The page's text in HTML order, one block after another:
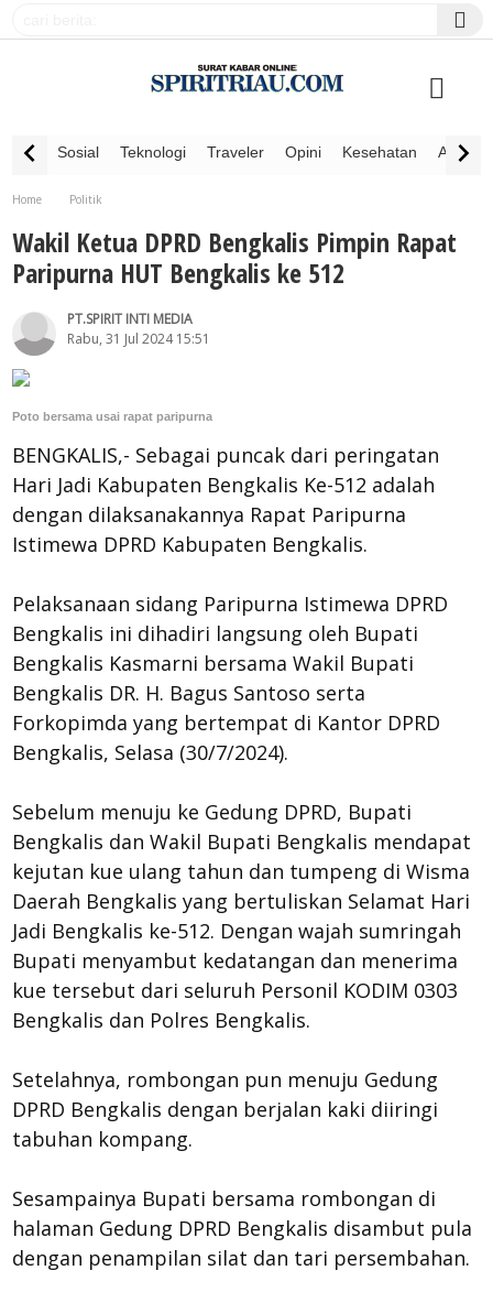
Sosial Teknologi Traveler Opini Kesehatan
Home
Politik
Wakil Ketua DPRD Bengkalis Pimpin Rapat
Paripurna HUT Bengkalis ke 512
PT.SPIRIT INTI MEDIA
Rabu, 31 Jul 2024 15:51
Poto bersama usai rapat paripurna
BENGKALIS,- Sebagai puncak dari peringatan
Hari Jadi Kabupaten Bengkalis Ke-512 adalah
dengan dilaksanakannya Rapat Paripurna
Istimewa DPRD Kabupaten Bengkalis.
Pelaksanaan sidang Paripurna Istimewa DPRD
Bengkalis ini dihadiri langsung oleh Bupati
Bengkalis Kasmarni bersama Wakil Bupati
Bengkalis DR. H. Bagus Santoso serta
Forkopimda yang bertempat di Kantor DPRD
Bengkalis, Selasa (30/7/2024).
Sebelum menuju ke Gedung DPRD, Bupati
Bengkalis dan Wakil Bupati Bengkalis mendapat
kejutan kue ulang tahun dan tumpeng di Wisma
Daerah Bengkalis yang bertuliskan Selamat Hari
Jadi Bengkalis ke-512. Dengan wajah sumringah
Bupati menyambut kedatangan dan menerima
kue tersebut dari seluruh Personil KODIM 0303
Bengkalis dan Polres Bengkalis.
Setelahnya, rombongan pun menuju Gedung
DPRD Bengkalis dengan berjalan kaki diiringi
tabuhan kompang.
Sesampainya Bupati bersama rombongan di
halaman Gedung DPRD Bengkalis disambut pula
dengan penampilan silat dan tari persembahan.